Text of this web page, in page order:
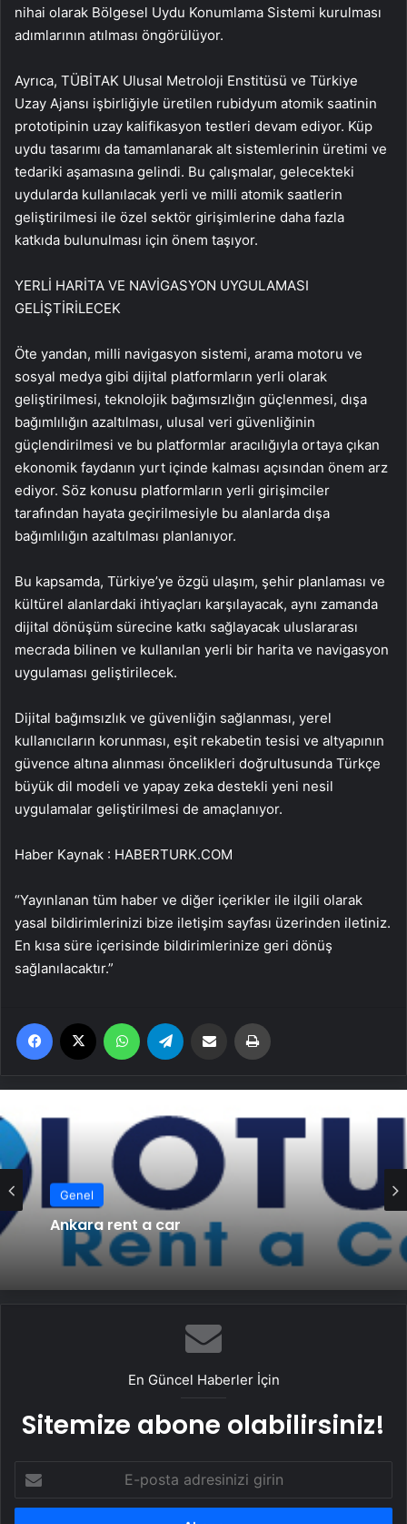
nihai olarak Bölgesel Uydu Konumlama Sistemi kurulması
adımlarının atılması öngörülüyor.
Ayrıca, TÜBİTAK Ulusal Metroloji Enstitüsü ve Türkiye
Uzay Ajansı işbirliğiyle üretilen rubidyum atomik saatinin
prototipinin uzay kalifikasyon testleri devam ediyor. Küp
uydu tasarımı da tamamlanarak alt sistemlerinin üretimi ve
tedariki aşamasına gelindi. Bu çalışmalar, gelecekteki
uydularda kullanılacak yerli ve milli atomik saatlerin
geliştirilmesi ile özel sektör girişimlerine daha fazla
katkıda bulunulması için önem taşıyor.
YERLİ HARİTA VE NAVİGASYON UYGULAMASI
GELİŞTİRİLECEK
Öte yandan, milli navigasyon sistemi, arama motoru ve
sosyal medya gibi dijital platformların yerli olarak
geliştirilmesi, teknolojik bağımsızlığın güçlenmesi, dışa
bağımlılığın azaltılması, ulusal veri güvenliğinin
güçlendirilmesi ve bu platformlar aracılığıyla ortaya çıkan
ekonomik faydanın yurt içinde kalması açısından önem arz
ediyor. Söz konusu platformların yerli girişimciler
tarafından hayata geçirilmesiyle bu alanlarda dışa
bağımlılığın azaltılması planlanıyor.
Bu kapsamda, Türkiye’ye özgü ulaşım, şehir planlaması ve
kültürel alanlardaki ihtiyaçları karşılayacak, aynı zamanda
dijital dönüşüm sürecine katkı sağlayacak uluslararası
mecrada bilinen ve kullanılan yerli bir harita ve navigasyon
uygulaması geliştirilecek.
Dijital bağımsızlık ve güvenliğin sağlanması, yerel
kullanıcıların korunması, eşit rekabetin tesisi ve altyapının
güvence altına alınması öncelikleri doğrultusunda Türkçe
büyük dil modeli ve yapay zeka destekli yeni nesil
uygulamalar geliştirilmesi de amaçlanıyor.
Haber Kaynak : HABERTURK.COM
“Yayınlanan tüm haber ve diğer içerikler ile ilgili olarak
yasal bildirimlerinizi bize iletişim sayfası üzerinden iletiniz.
En kısa süre içerisinde bildirimlerinize geri dönüş
sağlanılacaktır.”
Facebook WhatsApp Email'den paylaş
Genel
Genel
En Güncel Haberler İçin
Sitemize abone olabilirsiniz!
posta
adresinizi